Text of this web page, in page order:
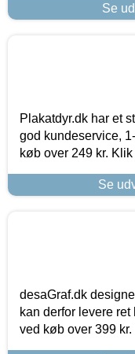
Se
Plakatdyr.dk har et
god kundeservice,
køb over 249 kr.
Se
desaGraf.dk
kan derfor levere
ved køb over 399